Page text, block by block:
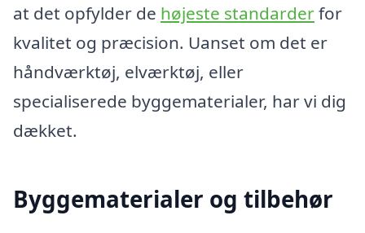
at det opfylder de højeste standarderfor
kvalitet og præcision. Uanset om det er
håndværktøj, elværktøj, eller
specialiserede byggematerialer, har vi dig
dækket.
Byggematerialer og tilbehør